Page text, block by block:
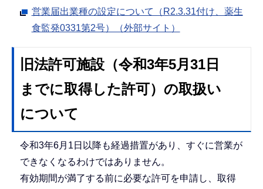
営業届出業種の設定について（R2.3.31付け、薬生
食監発0331第2号）（外部サイト）
旧法許可施設（令和3年5月31日
までに取得した許可）の取扱い
について
令和3年6月1日以降も経過措置があり、すぐに営業が
できなくなるわけではありません。
有効期間が満了する前に必要な許可を申請し、取得